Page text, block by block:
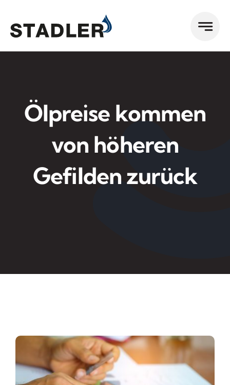
Inhalt
springen
Ölpreise kommen
von höheren
Gefilden zurück